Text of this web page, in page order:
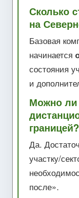
Сколько
на
Базовая
начинается
состояния
и
Можно ли
границей?
Да.
участку/
после».